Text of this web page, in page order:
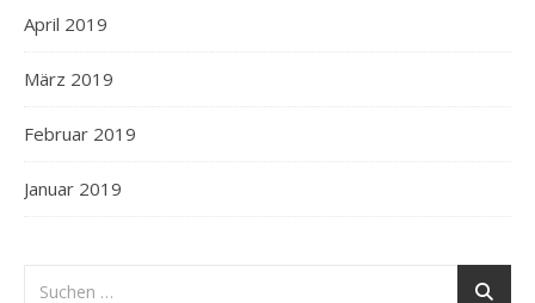
April 2019
März 2019
Februar 2019
Januar 2019